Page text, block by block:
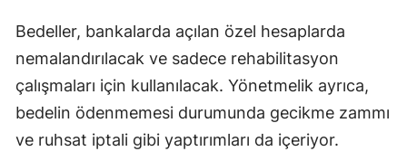
Bedeller, bankalarda açılan özel hesaplarda
nemalandırılacak ve sadece rehabilitasyon
çalışmaları için kullanılacak. Yönetmelik ayrıca,
bedelin ödenmemesi durumunda gecikme zammı
ve ruhsat iptali gibi yaptırımları da içeriyor.